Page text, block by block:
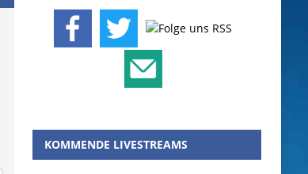
KOMMENDE LIVESTREAMS